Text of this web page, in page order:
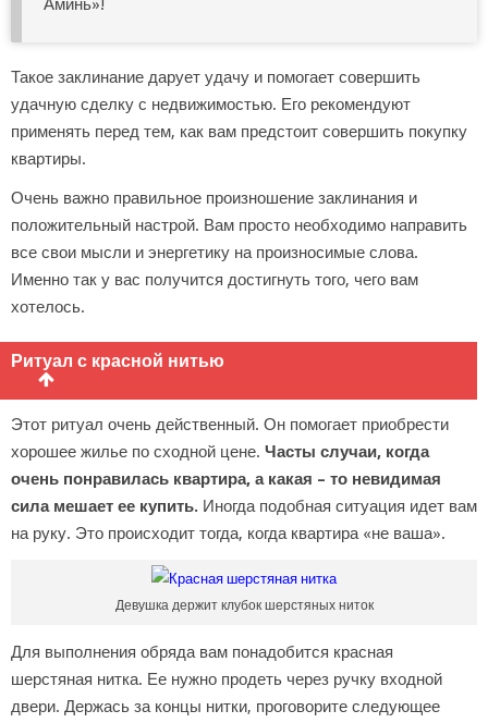
Аминь»!
Такое заклинание дарует удачу и помогает совершить
удачную сделку с недвижимостью. Его рекомендуют
применять перед тем, как вам предстоит совершить покупку
квартиры.
Очень важно правильное произношение заклинания и
положительный настрой. Вам просто необходимо направить
все свои мысли и энергетику на произносимые слова.
Именно так у вас получится достигнуть того, чего вам
хотелось.
Ритуал с красной нитью
Этот ритуал очень действенный. Он помогает приобрести
хорошее жилье по сходной цене. Часты случаи, когда
очень понравилась квартира, а какая – то невидимая
сила мешает ее купить. Иногда подобная ситуация идет вам
на руку. Это происходит тогда, когда квартира «не ваша».
Девушка держит клубок шерстяных ниток
Для выполнения обряда вам понадобится красная
шерстяная нитка. Ее нужно продеть через ручку входной
двери. Держась за концы нитки, проговорите следующее